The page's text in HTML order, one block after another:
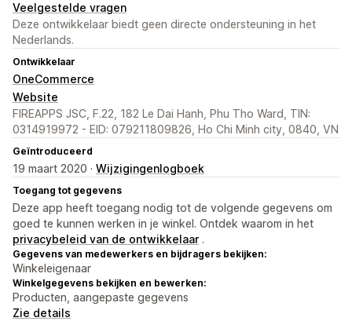
Veelgestelde vragen
Deze ontwikkelaar biedt geen directe ondersteuning in het
Nederlands.
Ontwikkelaar
OneCommerce
Website
FIREAPPS JSC, F.22, 182 Le Dai Hanh, Phu Tho Ward, TIN:
0314919972 - EID: 079211809826, Ho Chi Minh city, 0840, VN
Geïntroduceerd
19 maart 2020 · Wijzigingenlogboek
Toegang tot gegevens
Deze app heeft toegang nodig tot de volgende gegevens om
goed te kunnen werken in je winkel. Ontdek waarom in het
privacybeleid van de ontwikkelaar .
Gegevens van medewerkers en bijdragers bekijken:
Winkeleigenaar
Winkelgegevens bekijken en bewerken:
Producten, aangepaste gegevens
Zie details